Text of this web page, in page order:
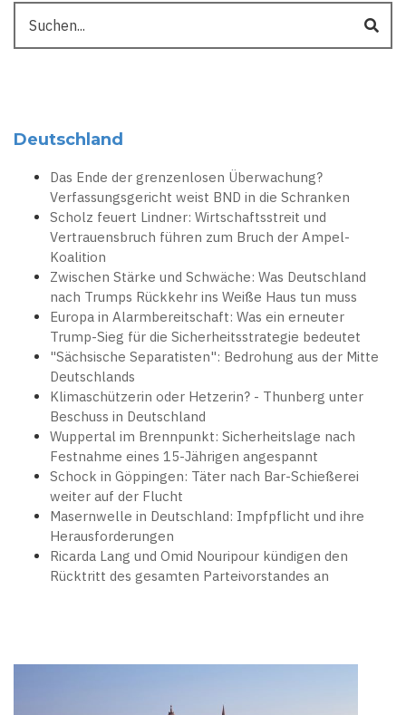
Deutschland
Das Ende der grenzenlosen Überwachung?
Verfassungsgericht weist BND in die Schranken
Scholz feuert Lindner: Wirtschaftsstreit und
Vertrauensbruch führen zum Bruch der Ampel-
Koalition
Zwischen Stärke und Schwäche: Was Deutschland
nach Trumps Rückkehr ins Weiße Haus tun muss
Europa in Alarmbereitschaft: Was ein erneuter
Trump-Sieg für die Sicherheitsstrategie bedeutet
"Sächsische Separatisten": Bedrohung aus der Mitte
Deutschlands
Klimaschützerin oder Hetzerin? - Thunberg unter
Beschuss in Deutschland
Wuppertal im Brennpunkt: Sicherheitslage nach
Festnahme eines 15-Jährigen angespannt
Schock in Göppingen: Täter nach Bar-Schießerei
weiter auf der Flucht
Masernwelle in Deutschland: Impfpflicht und ihre
Herausforderungen
Ricarda Lang und Omid Nouripour kündigen den
Rücktritt des gesamten Parteivorstandes an